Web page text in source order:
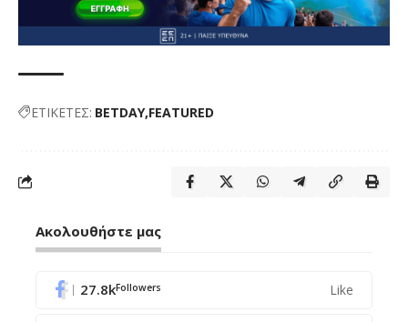
ΕΤΙΚΕΤΕΣ: BETDAY FEATURED
Ακολουθήστε μας
27.8kFollowers Like